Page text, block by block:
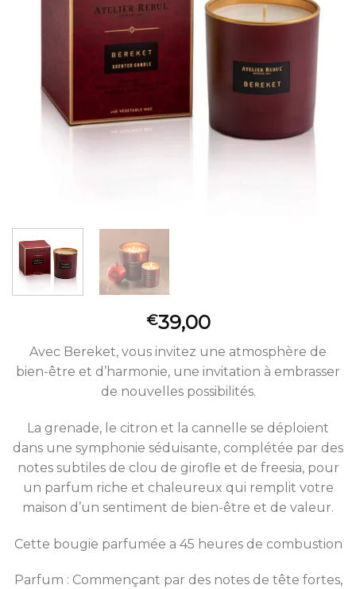
€39,00
Avec Bereket, vous invitez une atmosphère de
bien-être et d’harmonie, une invitation à embrasser
de nouvelles possibilités.
La grenade, le citron et la cannelle se déploient
dans une symphonie séduisante, complétée par des
notes subtiles de clou de girofle et de freesia, pour
un parfum riche et chaleureux qui remplit votre
maison d’un sentiment de bien-être et de valeur.
Cette bougie parfumée a 45 heures de combustion
Parfum : Commençant par des notes de tête fortes,